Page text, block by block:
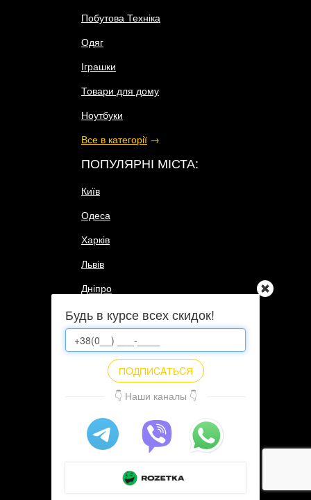
Побутова Техніка
Одяг
Іграшки
Товари для дому
Ноутбуки
Все в категорії →
ПОПУЛЯРНІ МІСТА:
Київ
Одеса
Харків
Львів
Дніпро
Всі міста→
ПОПУЛЯРНІ МАГАЗИНИ:
Aliexpress
Интернет-магазин N1 в Украине
Intertop
Всі магазини →
Будь в курсе всех скидок!
ПOДПИCAТЬCЯ
👇 Наши каналы 👇